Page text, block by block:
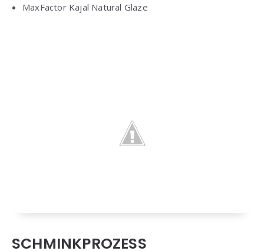
MaxFactor Kajal Natural Glaze
SCHMINKPROZESS